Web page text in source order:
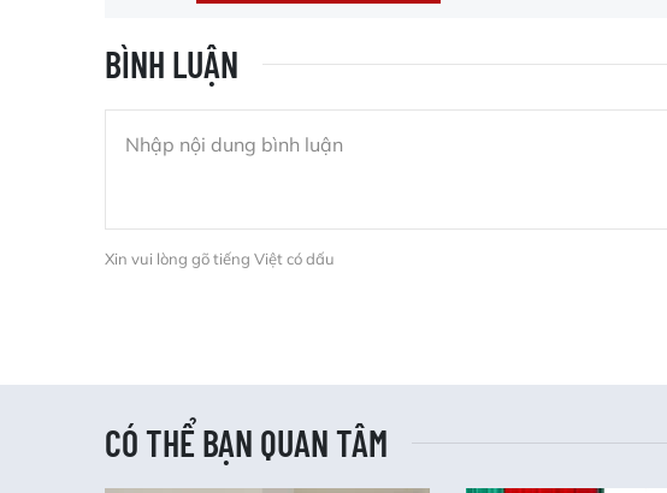
BÌNH LUẬN
Xin vui lòng gõ tiếng Việt có dấu
CÓ THỂ BẠN QUAN TÂM